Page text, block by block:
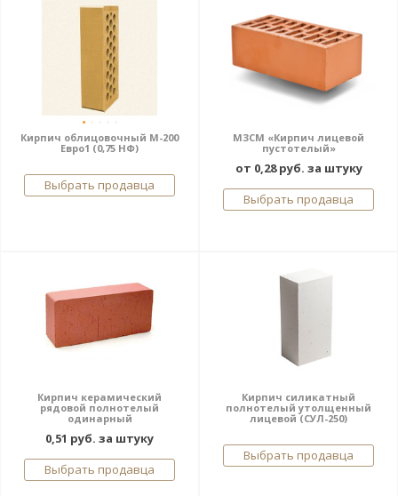
Кирпич облицовочный М-200
Евро1 (0,75 НФ)
Выбрать продавца
МЗСМ «Кирпич лицевой
пустотелый»
от 0,28 руб. за штуку
Выбрать продавца
Кирпич керамический
рядовой полнотелый
одинарный
0,51 руб. за штуку
Выбрать продавца
Кирпич силикатный
полнотелый утолщенный
лицевой (СУЛ-250)
Выбрать продавца